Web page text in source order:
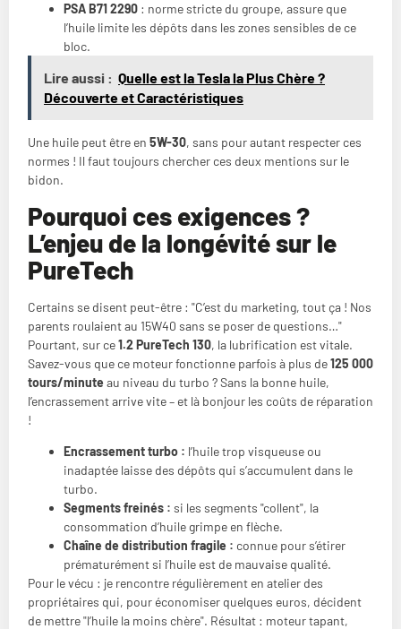
PSA B71 2290 : norme stricte du groupe, assure que
l’huile limite les dépôts dans les zones sensibles de ce
bloc.
Lire aussi : Quelle est la Tesla la Plus Chère ?
Découverte et Caractéristiques
Une huile peut être en 5W-30, sans pour autant respecter ces
normes ! Il faut toujours chercher ces deux mentions sur le
bidon.
Pourquoi ces exigences ?
L’enjeu de la longévité sur le
PureTech
Certains se disent peut-être : C’est du marketing, tout ça ! Nos
parents roulaient au 15W40 sans se poser de questions…
Pourtant, sur ce1.2 PureTech 130, la lubrification est vitale.
Savez-vous que ce moteur fonctionne parfois à plus de125 000
tours/minute au niveau du turbo ? Sans la bonne huile,
l’encrassement arrive vite – et là bonjour les coûts de réparation
!
Encrassement turbo : l’huile trop visqueuse ou
inadaptée laisse des dépôts qui s’accumulent dans le
turbo.
Segments freinés : si les segments collent , la
consommation d’huile grimpe en flèche.
Chaîne de distribution fragile : connue pour s’étirer
prématurément si l’huile est de mauvaise qualité.
Pour le vécu : je rencontre régulièrement en atelier des
propriétaires qui, pour économiser quelques euros, décident
de mettre l’huile la moins chère . Résultat : moteur tapant,